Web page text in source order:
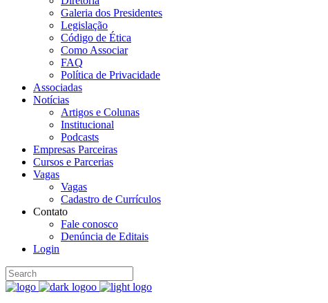
Galeria dos Presidentes
Legislação
Código de Ética
Como Associar
FAQ
Política de Privacidade
Associadas
Notícias
Artigos e Colunas
Institucional
Podcasts
Empresas Parceiras
Cursos e Parcerias
Vagas
Vagas
Cadastro de Currículos
Contato
Fale conosco
Denúncia de Editais
Login